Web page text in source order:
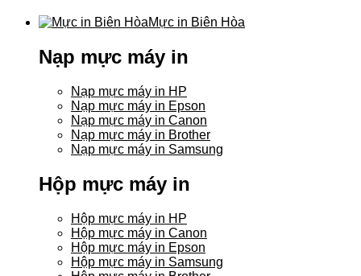
Mực in Biên Hòa
Nạp mực máy in
Nạp mực máy in HP
Nạp mực máy in Epson
Nạp mực máy in Canon
Nạp mực máy in Brother
Nạp mực máy in Samsung
Hộp mực máy in
Hộp mực máy in HP
Hộp mực máy in Canon
Hộp mực máy in Epson
Hộp mực máy in Samsung